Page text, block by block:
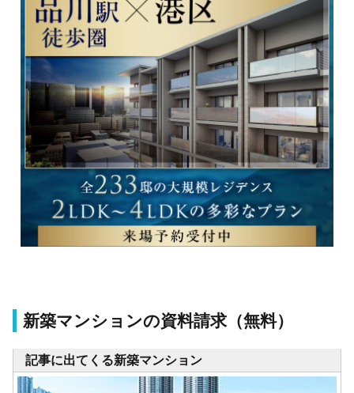
新築マンションの資料請求（無料）
記事に出てくる新築マンション